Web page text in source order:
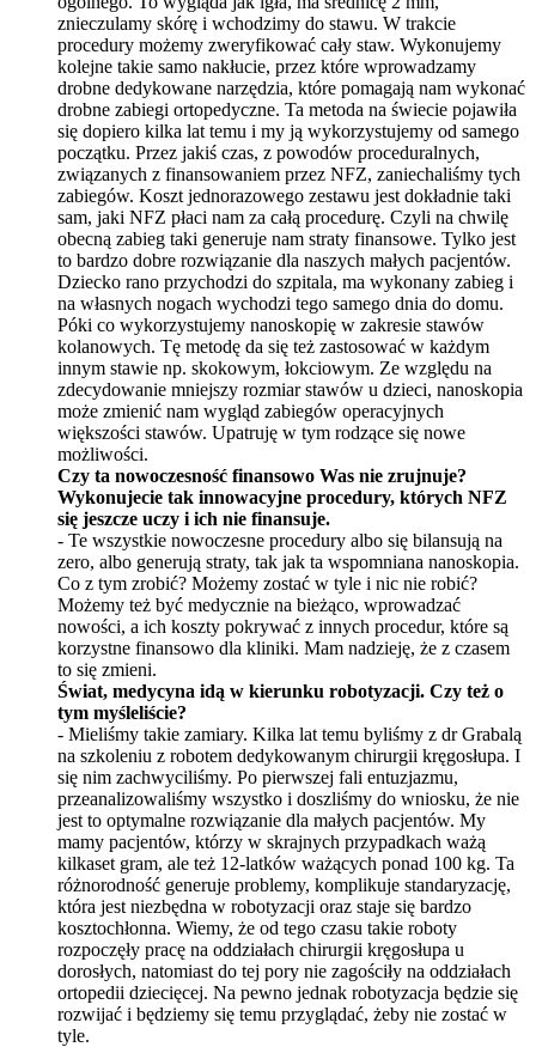
znieczulamy skórę i wchodzimy do stawu. W trakcie
procedury możemy zweryfikować cały staw. Wykonujemy
kolejne takie samo nakłucie, przez które wprowadzamy
drobne dedykowane narzędzia, które pomagają nam wykonać
drobne zabiegi ortopedyczne. Ta metoda na świecie pojawiła
się dopiero kilka lat temu i my ją wykorzystujemy od samego
początku. Przez jakiś czas, z powodów proceduralnych,
związanych z finansowaniem przez NFZ, zaniechaliśmy tych
zabiegów. Koszt jednorazowego zestawu jest dokładnie taki
sam, jaki NFZ płaci nam za całą procedurę. Czyli na chwilę
obecną zabieg taki generuje nam straty finansowe. Tylko jest
to bardzo dobre rozwiązanie dla naszych małych pacjentów.
Dziecko rano przychodzi do szpitala, ma wykonany zabieg i
na własnych nogach wychodzi tego samego dnia do domu.
Póki co wykorzystujemy nanoskopię w zakresie stawów
kolanowych. Tę metodę da się też zastosować w każdym
innym stawie np. skokowym, łokciowym. Ze względu na
zdecydowanie mniejszy rozmiar stawów u dzieci, nanoskopia
może zmienić nam wygląd zabiegów operacyjnych
większości stawów. Upatruję w tym rodzące się nowe
możliwości.
Czy ta nowoczesność finansowo Was nie zrujnuje?
Wykonujecie tak innowacyjne procedury, których NFZ
się jeszcze uczy i ich nie finansuje.
- Te wszystkie nowoczesne procedury albo się bilansują na
zero, albo generują straty, tak jak ta wspomniana nanoskopia.
Co z tym zrobić? Możemy zostać w tyle i nic nie robić?
Możemy też być medycznie na bieżąco, wprowadzać
nowości, a ich koszty pokrywać z innych procedur, które są
korzystne finansowo dla kliniki. Mam nadzieję, że z czasem
to się zmieni.
Świat, medycyna idą w kierunku robotyzacji. Czy też o
tym myśleliście?
- Mieliśmy takie zamiary. Kilka lat temu byliśmy z dr Grabalą
na szkoleniu z robotem dedykowanym chirurgii kręgosłupa. I
się nim zachwyciliśmy. Po pierwszej fali entuzjazmu,
przeanalizowaliśmy wszystko i doszliśmy do wniosku, że nie
jest to optymalne rozwiązanie dla małych pacjentów. My
mamy pacjentów, którzy w skrajnych przypadkach ważą
kilkaset gram, ale też 12-latków ważących ponad 100 kg. Ta
różnorodność generuje problemy, komplikuje standaryzację,
która jest niezbędna w robotyzacji oraz staje się bardzo
kosztochłonna. Wiemy, że od tego czasu takie roboty
rozpoczęły pracę na oddziałach chirurgii kręgosłupa u
dorosłych, natomiast do tej pory nie zagościły na oddziałach
ortopedii dziecięcej. Na pewno jednak robotyzacja będzie się
rozwijać i będziemy się temu przyglądać, żeby nie zostać w
tyle.